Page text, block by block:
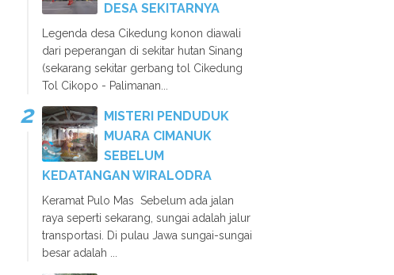
DESA SEKITARNYA
Legenda desa Cikedung konon diawali
dari peperangan di sekitar hutan Sinang
(sekarang sekitar gerbang tol Cikedung
Tol Cikopo - Palimanan...
MISTERI PENDUDUK
MUARA CIMANUK
SEBELUM
KEDATANGAN WIRALODRA
Keramat Pulo Mas Sebelum ada jalan
raya seperti sekarang, sungai adalah jalur
transportasi. Di pulau Jawa sungai-sungai
besar adalah ...